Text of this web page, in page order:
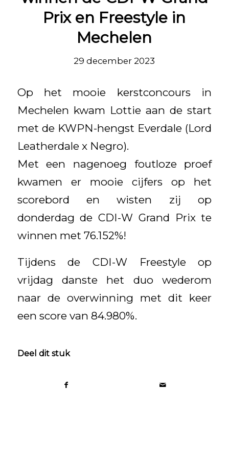
Prix en Freestyle in
Mechelen
29 december 2023
Op het mooie kerstconcours in
Mechelen kwam Lottie aan de start
met de KWPN-hengst Everdale (Lord
Leatherdale x Negro).
Met een nagenoeg foutloze proef
kwamen er mooie cijfers op het
scorebord en wisten zij op
donderdag de CDI-W Grand Prix te
winnen met 76.152%!
Tijdens de CDI-W Freestyle op
vrijdag danste het duo wederom
naar de overwinning met dit keer
een score van 84.980%.
Deel dit stuk